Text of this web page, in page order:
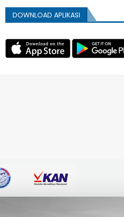
DOWNLOAD APLIKASI